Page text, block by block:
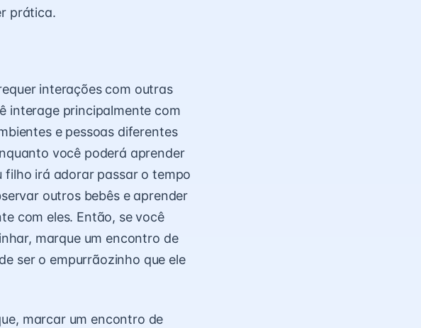
prática.
interações com outras
interage principalmente com
e pessoas diferentes
você poderá aprender
filho irá adorar passar o tempo
outros bebês e aprender
com eles. Então, se você
marque um encontro de
ser o empurrãozinho que ele
marcar um encontro de